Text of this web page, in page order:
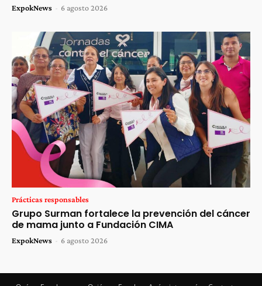
ExpokNews - 6 agosto 2026
Prácticas responsables
Grupo Surman fortalece la prevención del cáncer
de mama junto a Fundación CIMA
ExpokNews - 6 agosto 2026